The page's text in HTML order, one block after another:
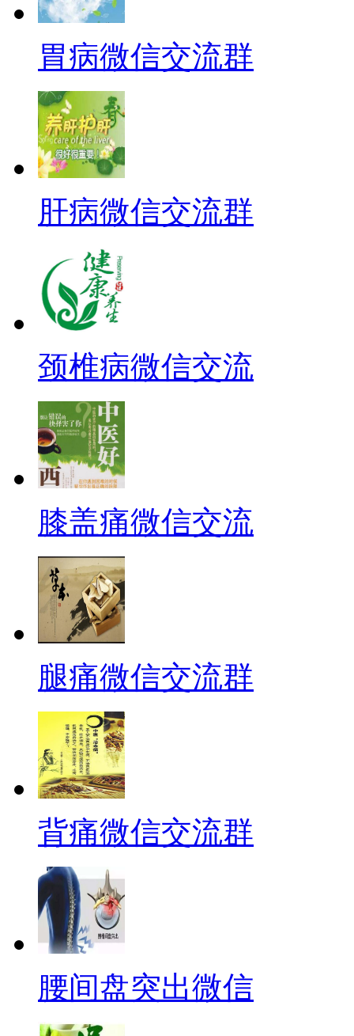
胃病微信交流群
肝病微信交流群
颈椎病微信交流
膝盖痛微信交流
腿痛微信交流群
背痛微信交流群
腰间盘突出微信